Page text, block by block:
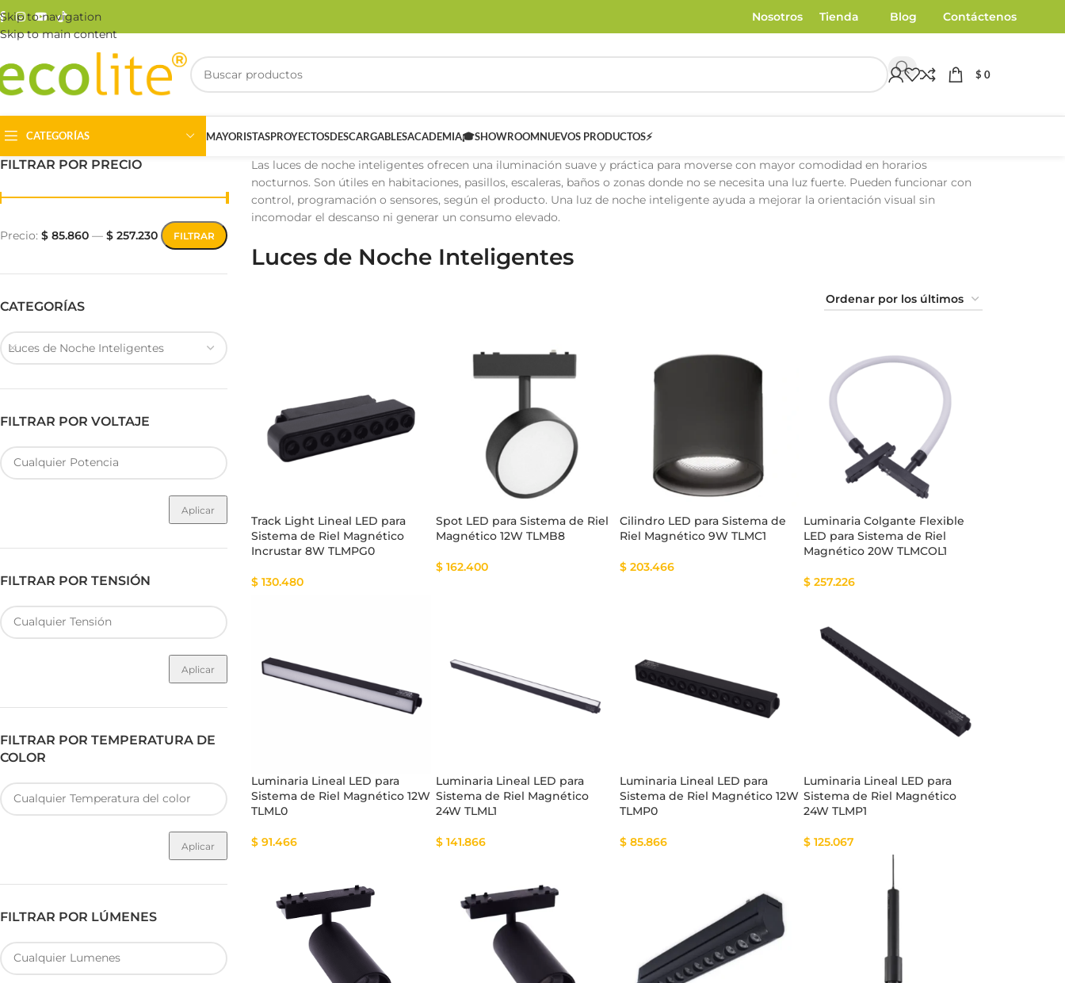
Skip to navigation
Skip to main content
Nosotros Tienda Blog Contáctenos
$ 0
CATEGORÍAS
Riel Magnético
Fuente de Poder SMART Luminarias Sistema Smart Cinta Multicolor
MAYORISTASPROYECTOSDESCARGABLESACADEMIA🎓SHOWROOMNUEVOS PRODUCTOS⚡
FILTRAR POR PRECIO
FILTRAR
Precio: $ 85.860 — $ 257.230
CATEGORÍAS
Luces de Noche Inteligentes
FILTRAR POR VOLTAJE
Aplicar
FILTRAR POR TENSIÓN
Aplicar
FILTRAR POR TEMPERATURA DE
COLOR
Aplicar
FILTRAR POR LÚMENES
Las luces de noche inteligentes ofrecen una iluminación suave y práctica para moverse con mayor comodidad en horarios
nocturnos. Son útiles en habitaciones, pasillos, escaleras, baños o zonas donde no se necesita una luz fuerte. Pueden funcionar con
control, programación o sensores, según el producto. Una luz de noche inteligente ayuda a mejorar la orientación visual sin
incomodar el descanso ni generar un consumo elevado.
Luces de Noche Inteligentes
Track Light Lineal LED para
Sistema de Riel Magnético
Incrustar 8W TLMPG0
$ 130.480
Spot LED para Sistema de Riel
Magnético 12W TLMB8
$162.400
Cilindro LED para Sistema de
Riel Magnético 9W TLMC1
$203.466
Luminaria Colgante Flexible
LED para Sistema de Riel
Magnético 20W TLMCOL1
$257.226
Luminaria Lineal LED para
Sistema de Riel Magnético 12W
TLML0
$ 91.466
Luminaria Lineal LED para
Sistema de Riel Magnético
24W TLML1
$141.866
Luminaria Lineal LED para
Sistema de Riel Magnético 12W
TLMP0
$85.866
Luminaria Lineal LED para
Sistema de Riel Magnético
24W TLMP1
$125.067